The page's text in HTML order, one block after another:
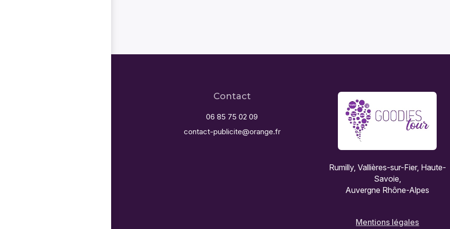
Contact
06 85 75 02 09
contact-publicite@orange.fr
Rumilly, Vallières-sur-Fier, Haute-
Savoie,
Auvergne Rhône-Alpes
Mentions légales